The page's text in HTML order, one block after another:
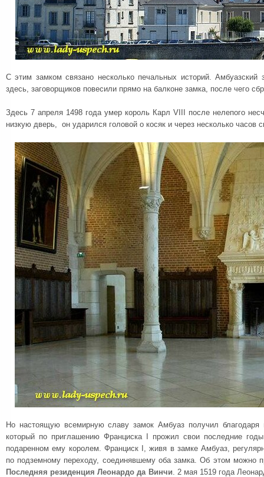
С этим замком связано несколько печальных историй. Амбуазский
здесь, заговорщиков повесили прямо на балконе замка, после чего
Здесь 7 апреля 1498 года умер король Карл VIII после нелепого
низкую дверь, он ударился головой о косяк и через несколько часов
Но настоящую всемирную славу замок Амбуаз получил
который по приглашению Франциска I прожил свои последние
подаренном ему королем. Франциск I, живя в замке Амбуаз,
по подземному переходу, соединявшему оба замка. Об этом можно
Последняя резиденция Леонардо да Винчи. 2 мая 1519 года